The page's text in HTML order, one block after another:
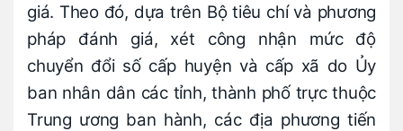
giá. Theo đó, dựa trên Bộ tiêu chí và phương
pháp đánh giá, xét công nhận mức độ
chuyển đổi số cấp huyện và cấp xã do Ủy
ban nhân dân các tỉnh, thành phố trực thuộc
Trung ương ban hành, các địa phương tiến